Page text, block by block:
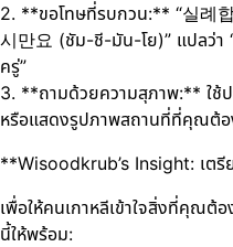
2. **ขอโทษที่รบกวน:** “실례
시만요 (ชัม-ชี-มัน-โย)” แปลว่า
ครู่”
3. **ถามด้วยความสุภาพ:** ใช้ป
หรือแสดงรูปภาพสถานที่ที่คุณต้อ
**Wisoodkrub’s Insight: เต
เพื่อให้คนเกาหลีเข้าใจสิ่งที่คุณต้
นี้ให้พร้อม: